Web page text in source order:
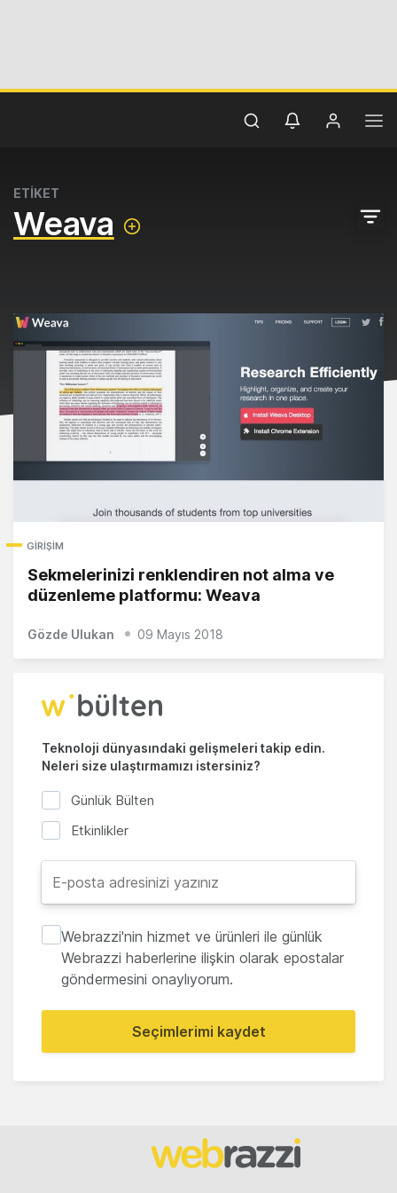
ETİKET
Weava
GIRIŞIM
Sekmelerinizi renklendiren not alma ve
düzenleme platformu: Weava
Gözde Ulukan 09 Mayıs 2018
Teknoloji dünyasındaki gelişmeleri takip edin.
Neleri size ulaştırmamızı istersiniz?
Günlük Bülten
Etkinlikler
Webrazzi'nin hizmet ve ürünleri ile günlük
Webrazzi haberlerine ilişkin olarak epostalar
göndermesini onaylıyorum.
Seçimlerimi kaydet